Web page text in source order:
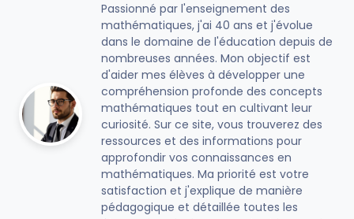
Passionné par l'enseignement des
mathématiques, j'ai 40 ans et j'évolue
dans le domaine de l'éducation depuis de
nombreuses années. Mon objectif est
d'aider mes élèves à développer une
compréhension profonde des concepts
mathématiques tout en cultivant leur
curiosité. Sur ce site, vous trouverez des
ressources et des informations pour
approfondir vos connaissances en
mathématiques. Ma priorité est votre
satisfaction et j'explique de manière
pédagogique et détaillée toutes les